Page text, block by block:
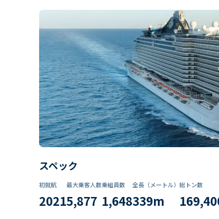
スペック
初就航
2021
最大乗客人数
5,877
乗組員数​
1,648
全長（メートル）
339m
総トン数​